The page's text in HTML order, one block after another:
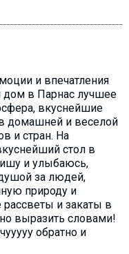
и впечатления
дом в Парнас лучшее
вкуснейшие
домашней и веселой
и стран. На
стол в
и улыбаюсь,
за людей,
природу и
рассветы и закаты в
выразить словами!
обратно и